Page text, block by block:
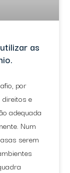
as
por
e
adequada
Num
serem